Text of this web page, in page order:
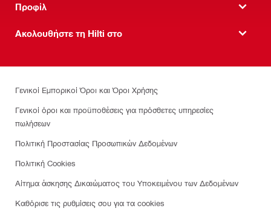
Προφίλ
Ακολουθήστε τη Hilti στο
Γενικοί Εμπορικοί Όροι και Όροι Χρήσης
Γενικοί όροι και προϋποθέσεις για πρόσθετες υπηρεσίες
πωλήσεων
Πολιτική Προστασίας Προσωπικών Δεδομένων
Πολιτική Cookies
Αίτημα άσκησης Δικαιώματος του Υποκειμένου των Δεδομένων
Καθόρισε τις ρυθμίσεις σου για τα cookies